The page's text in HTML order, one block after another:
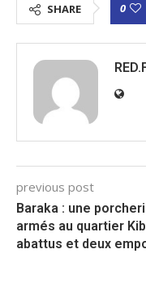
SHARE 0
previous post
Baraka : une
armés au quartier
abattus et deux